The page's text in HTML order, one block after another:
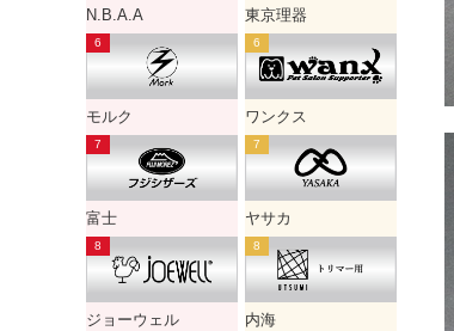
N.B.A.A
モルク
富士
ジョーウェル
東京理器
ワンクス
ヤサカ
内海